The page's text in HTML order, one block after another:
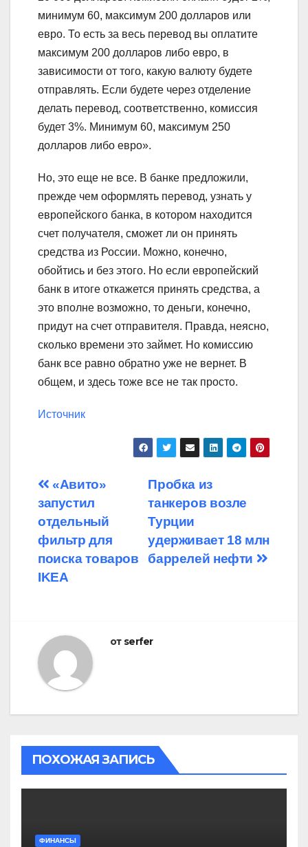
минимум 60, максимум 200 долларов или
евро. То есть за весь перевод вы оплатите
максимум 200 долларов либо евро, в
зависимости от того, какую валюту будете
отправлять. Если будете через отделение
делать перевод, соответственно, комиссия
будет 3%. Минимум 60, максимум 250
долларов либо евро».
Но, это еще не все. В банке предложили,
прежде чем оформлять перевод, узнать у
европейского банка, в котором находится
счет получателя, сможет ли он принять
средства из России. Можно, конечно,
обойтись и без этого. Но если европейский
банк в итоге откажется принять средства, а
это вполне возможно, то деньги, конечно,
придут на счет отправителя. Правда, неясно,
сколько времени это займет. Но комиссию
банк все равно обратно уже не вернет. В
общем, и здесь тоже все не так просто.
Источник
Навигация
по
записям
Пробка из
танкеров возле
Турции
удерживает 18 млн
баррелей нефти
«Авито»
запустил
отдельный
фильтр для
поиска товаров
IKEA
от serfer
ПОХОЖАЯ ЗАПИСЬ
ФИНАНСЫ